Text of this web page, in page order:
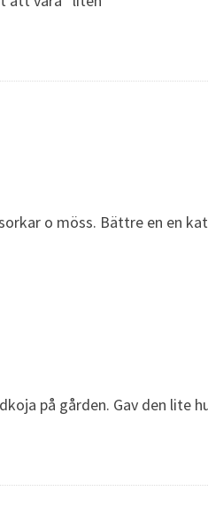
o möss. Bättre en en
på gården. Gav den lite